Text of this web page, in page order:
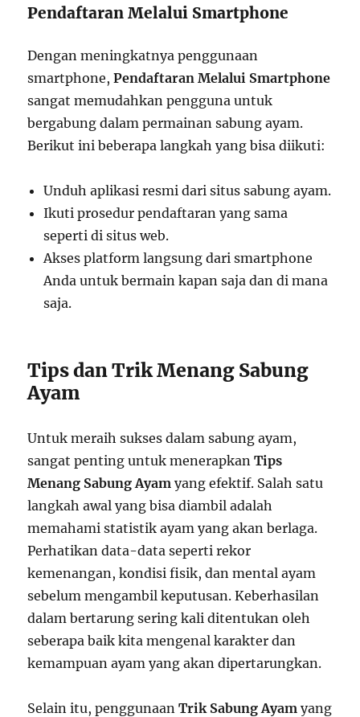
Pendaftaran Melalui Smartphone
Dengan meningkatnya penggunaan
smartphone,Pendaftaran Melalui Smartphone
sangat memudahkan pengguna untuk
bergabung dalam permainan sabung ayam.
Berikut ini beberapa langkah yang bisa diikuti:
Unduh aplikasi resmi dari situs sabung ayam.
Ikuti prosedur pendaftaran yang sama
seperti di situs web.
Akses platform langsung dari smartphone
Anda untuk bermain kapan saja dan di mana
saja.
Tips dan Trik Menang Sabung
Ayam
Untuk meraih sukses dalam sabung ayam,
sangat penting untuk menerapkanTips
Menang Sabung Ayam yang efektif. Salah satu
langkah awal yang bisa diambil adalah
memahami statistik ayam yang akan berlaga.
Perhatikan data-data seperti rekor
kemenangan, kondisi fisik, dan mental ayam
sebelum mengambil keputusan. Keberhasilan
dalam bertarung sering kali ditentukan oleh
seberapa baik kita mengenal karakter dan
kemampuan ayam yang akan dipertarungkan.
Selain itu, penggunaanTrik Sabung Ayam yang